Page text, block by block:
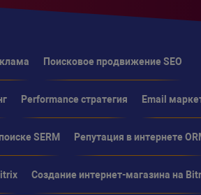
Поисковое продвижение SEO
Performance стратегия Email
SERM Репутация в интернете
Создание интернет-магазина на